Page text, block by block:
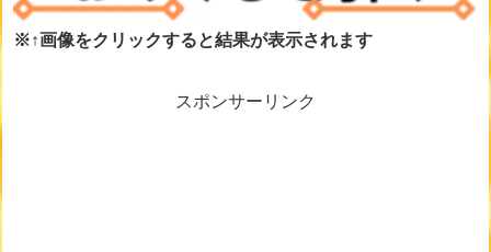
※↑画像をクリックすると結果が表示されます
スポンサーリンク